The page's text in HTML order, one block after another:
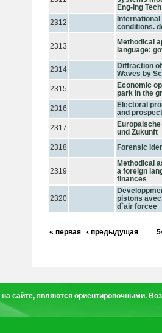
Eng-ing
2312
conditions.
2313
Methodical
language:
2314
Diffraction
Waves by
2315
Economic
park in the
2316
Electoral
and
2317
und Zukunft
2318
Forensic
2319
Methodical
a foreign
finances
2320
pistons
d`air forcee
« первая ‹ предыдущая …
сайте, являются ориентировочными.